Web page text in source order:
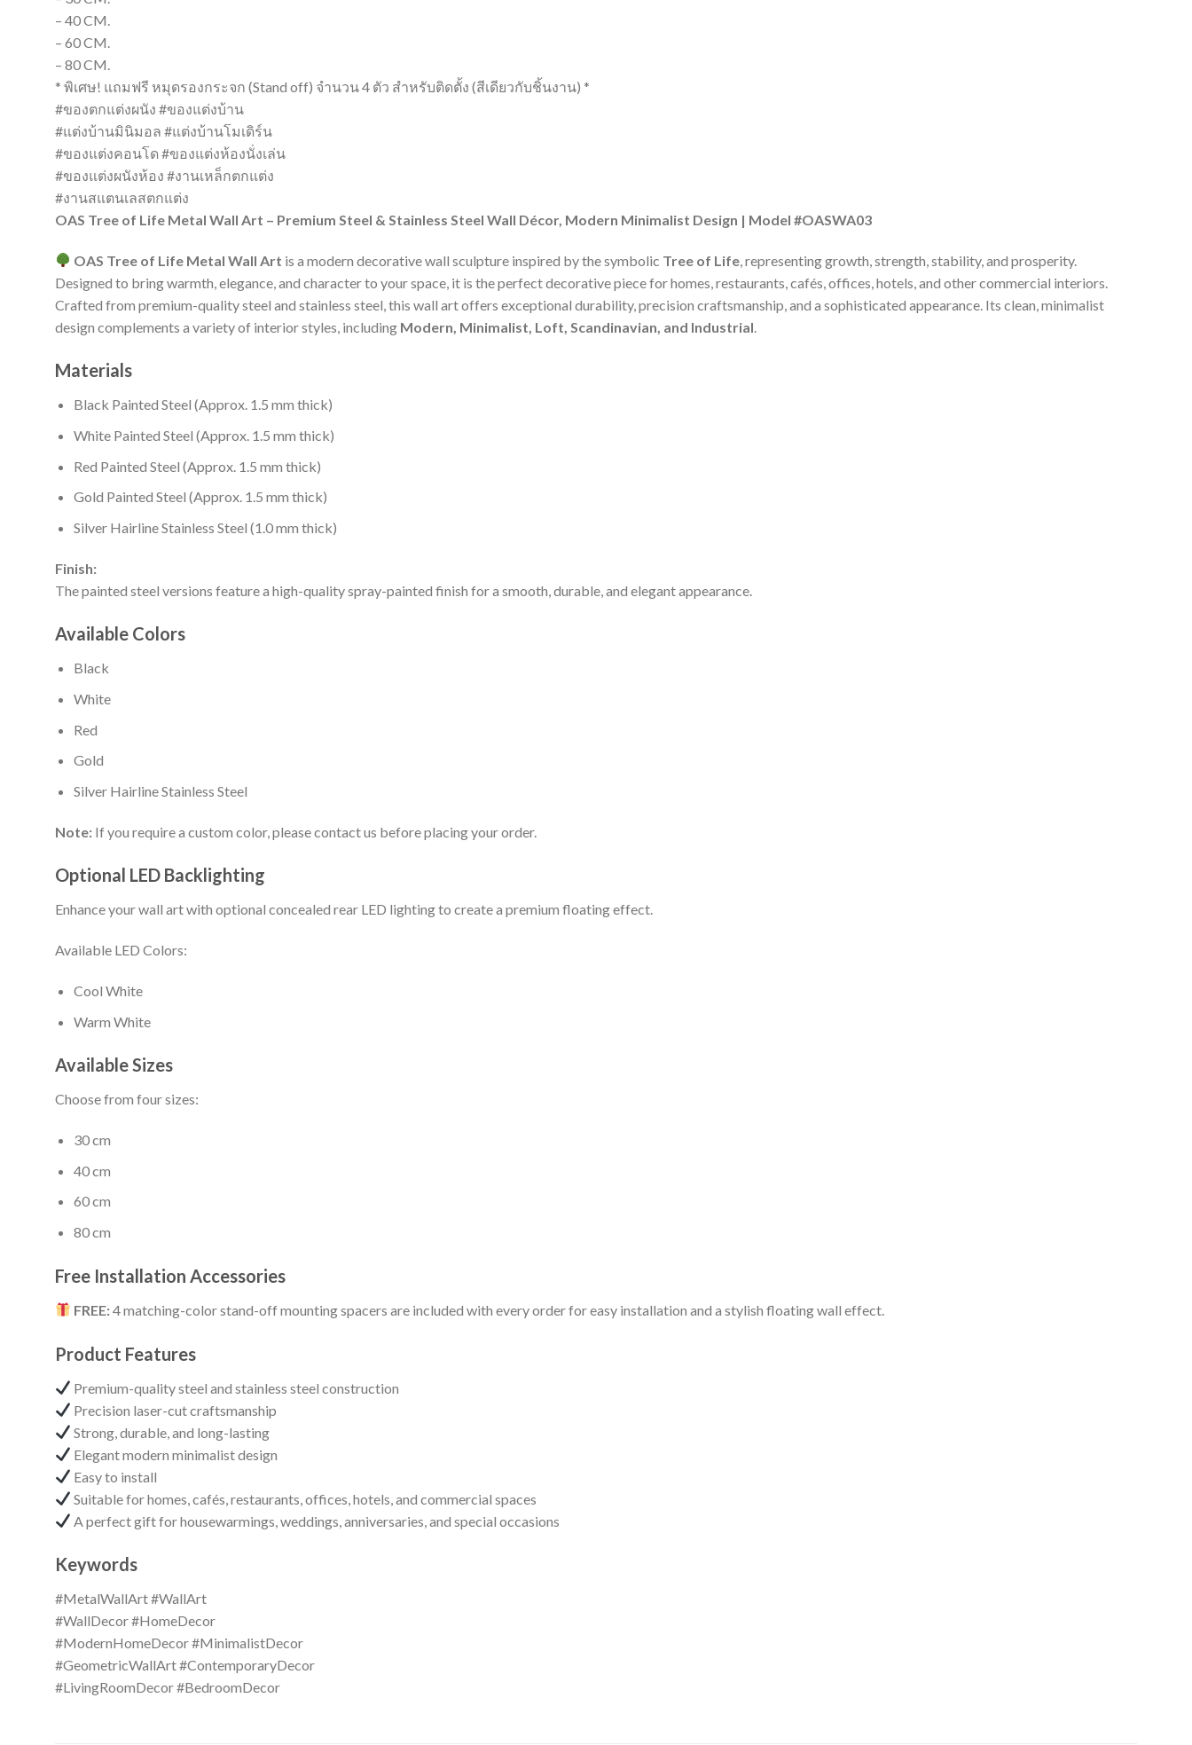
– 40 CM.
– 60 CM.
– 80 CM.
* พิเศษ! แถมฟรี หมุดรองกระจก (Stand off) จำนวน 4 ตัว สำหรับติดตั้ง (สีเดียวกับชิ้นงาน) *
#ของตกแต่งผนัง #ของแต่งบ้าน
#แต่งบ้านมินิมอล #แต่งบ้านโมเดิร์น
#ของแต่งคอนโด #ของแต่งห้องนั่งเล่น
#ของแต่งผนังห้อง #งานเหล็กตกแต่ง
#งานสแตนเลสตกแต่ง
OAS Tree of Life Metal Wall Art – Premium Steel & Stainless Steel Wall Décor, Modern Minimalist Design | Model #OASWA03
OAS Tree of Life Metal Wall Art is a modern decorative wall sculpture inspired by the symbolic Tree of Life , representing growth, strength, stability, and prosperity.
Designed to bring warmth, elegance, and character to your space, it is the perfect decorative piece for homes, restaurants, cafés, offices, hotels, and other commercial interiors.
Crafted from premium-quality steel and stainless steel, this wall art offers exceptional durability, precision craftsmanship, and a sophisticated appearance. Its clean, minimalist
design complements a variety of interior styles, including Modern, Minimalist, Loft, Scandinavian, and Industrial
Materials
Black Painted Steel (Approx. 1.5 mm thick)
White Painted Steel (Approx. 1.5 mm thick)
Red Painted Steel (Approx. 1.5 mm thick)
Gold Painted Steel (Approx. 1.5 mm thick)
Silver Hairline Stainless Steel (1.0 mm thick)
Finish:
The painted steel versions feature a high-quality spray-painted finish for a smooth, durable, and elegant appearance.
Available Colors
Black
White
Red
Gold
Silver Hairline Stainless Steel
Note: If you require a custom color, please contact us before placing your order.
Optional LED Backlighting
Enhance your wall art with optional concealed rear LED lighting to create a premium floating effect.
Available LED Colors:
Cool White
Warm White
Available Sizes
Choose from four sizes:
30 cm
40 cm
60 cm
80 cm
Free Installation Accessories
FREE:4 matching-color stand-off mounting spacers are included with every order for easy installation and a stylish floating wall effect.
Product Features
Premium-quality steel and stainless steel construction
Precision laser-cut craftsmanship
Strong, durable, and long-lasting
Elegant modern minimalist design
Easy to install
Suitable for homes, cafés, restaurants, offices, hotels, and commercial spaces
A perfect gift for housewarmings, weddings, anniversaries, and special occasions
Keywords
#MetalWallArt #WallArt
#WallDecor #HomeDecor
#ModernHomeDecor #MinimalistDecor
#GeometricWallArt #ContemporaryDecor
#LivingRoomDecor #BedroomDecor